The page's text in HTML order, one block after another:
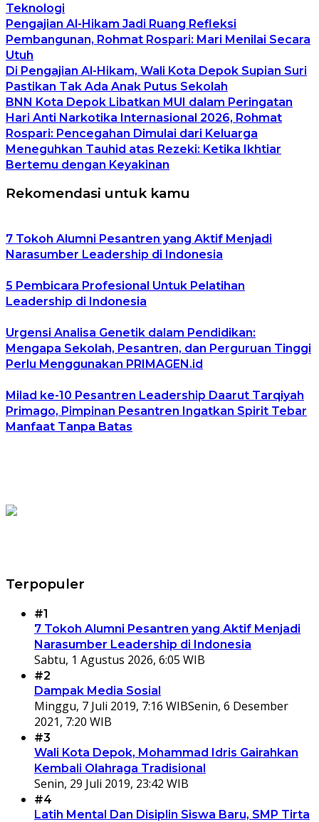
Teknologi
Pengajian Al-Hikam Jadi Ruang Refleksi
Pembangunan, Rohmat Rospari: Mari Menilai Secara
Utuh
Di Pengajian Al-Hikam, Wali Kota Depok Supian Suri
Pastikan Tak Ada Anak Putus Sekolah
BNN Kota Depok Libatkan MUI dalam Peringatan
Hari Anti Narkotika Internasional 2026, Rohmat
Rospari: Pencegahan Dimulai dari Keluarga
Meneguhkan Tauhid atas Rezeki: Ketika Ikhtiar
Bertemu dengan Keyakinan
Rekomendasi untuk kamu
7 Tokoh Alumni Pesantren yang Aktif Menjadi
Narasumber Leadership di Indonesia
5 Pembicara Profesional Untuk Pelatihan
Leadership di Indonesia
Urgensi Analisa Genetik dalam Pendidikan:
Mengapa Sekolah, Pesantren, dan Perguruan Tinggi
Perlu Menggunakan PRIMAGEN.id
Milad ke-10 Pesantren Leadership Daarut Tarqiyah
Primago, Pimpinan Pesantren Ingatkan Spirit Tebar
Manfaat Tanpa Batas
Terpopuler
#1
7 Tokoh Alumni Pesantren yang Aktif Menjadi
Narasumber Leadership di Indonesia
Sabtu, 1 Agustus 2026, 6:05 WIB
#2
Dampak Media Sosial
Minggu, 7 Juli 2019, 7:16 WIBSenin, 6 Desember
2021, 7:20 WIB
#3
Wali Kota Depok, Mohammad Idris Gairahkan
Kembali Olahraga Tradisional
Senin, 29 Juli 2019, 23:42 WIB
#4
Latih Mental Dan Disiplin Siswa Baru, SMP Tirta